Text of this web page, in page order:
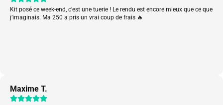
Kit posé ce week-end, c’est une tuerie ! Le rendu est encore mieux que ce que
j’imaginais. Ma 250 a pris un vrai coup de frais 🔥
Maxime T.